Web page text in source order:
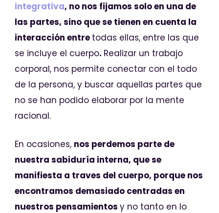
integrativa, no nos fijamos solo en una de
las partes, sino que se tienen en cuenta la
interacción entre todas ellas, entre las que
se incluye el cuerpo. Realizar un trabajo
corporal, nos permite conectar con el todo
de la persona, y buscar aquellas partes que
no se han podido elaborar por la mente
racional.
En ocasiones, nos perdemos parte de
nuestra sabiduría interna, que se
manifiesta a traves del cuerpo, porque nos
encontramos demasiado centradas en
nuestros pensamientos y no tanto en lo